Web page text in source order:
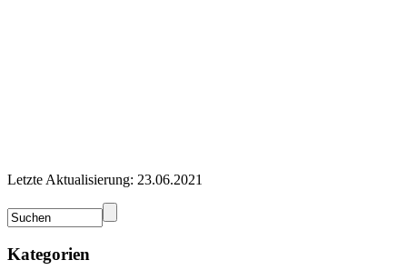
Letzte Aktualisierung: 23.06.2021
Kategorien